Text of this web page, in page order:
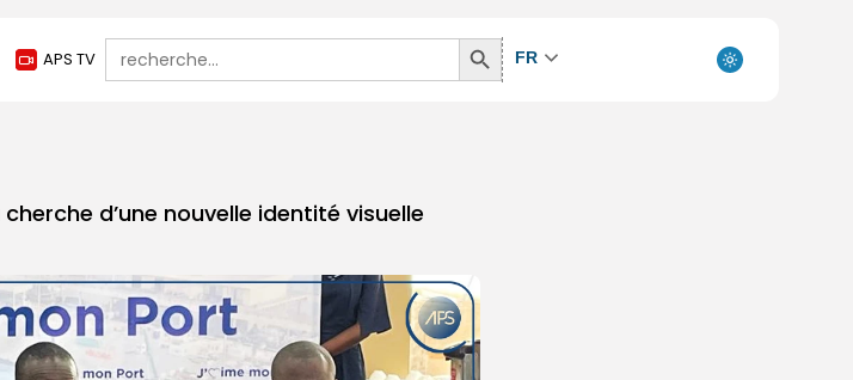
APS TV
Search
for:
Search
Button
FR
d’une nouvelle identité visuelle